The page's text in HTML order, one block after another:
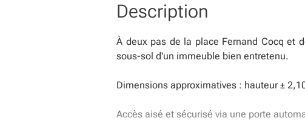
Description
À deux pas de la place Fernand Cocq et
sous-sol d'un immeuble bien entretenu.
Dimensions approximatives : hauteur ±
Accès aisé et sécurisé via une porte